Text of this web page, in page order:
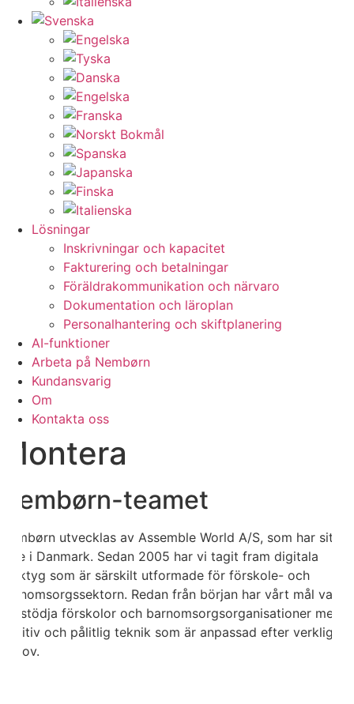
Lösningar
Inskrivningar och kapacitet
Fakturering och betalningar
Föräldrakommunikation och närvaro
Dokumentation och läroplan
Personalhantering och skiftplanering
AI-funktioner
Arbeta på Nembørn
Kundansvarig
Om
Kontakta oss
Montera
Nembørn-teamet
Nembørn utvecklas av Assemble World A/S, som har sitt
säte i Danmark. Sedan 2005 har vi tagit fram digitala
verktyg som är särskilt utformade för förskole- och
barnomsorgssektorn. Redan från början har vårt mål varit
att stödja förskolor och barnomsorgsorganisationer med
intuitiv och pålitlig teknik som är anpassad efter verkliga
behov.